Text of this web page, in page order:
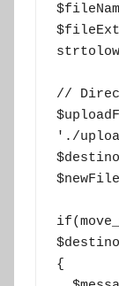
//
'./
{